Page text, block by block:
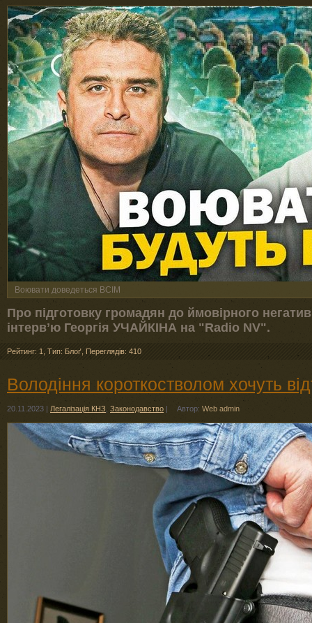
Воювати доведеться ВСІМ
Про підготовку громадян до ймовірного
інтервʼю Георгія УЧАЙКІНА на "Radio NV".
Рейтинг: 1 Тип: Блоґ Переглядів: 410
Володіння короткостволом хочуть
20.11.2023 | Легалізація КНЗ Законодавство | Автор: Web admin